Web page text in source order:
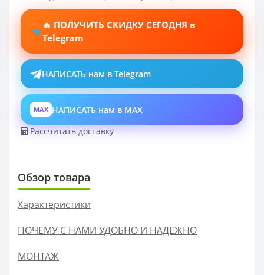
🔥 ПОЛУЧИТЬ СКИДКУ СЕГОДНЯ в
Telegram
НАПИСАТЬ нам в Telegram
MAX НАПИСАТЬ нам в MAX
Рассчитать доставку
Обзор товара
Характеристики
ПОЧЕМУ С НАМИ УДОБНО И НАДЕЖНО
МОНТАЖ